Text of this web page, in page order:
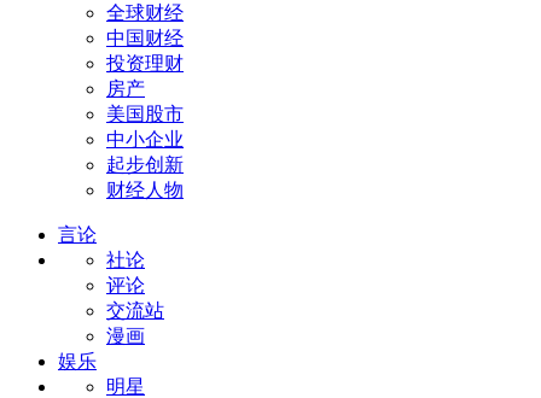
全球财经
中国财经
投资理财
房产
美国股市
中小企业
起步创新
财经人物
言论
社论
评论
交流站
漫画
娱乐
明星